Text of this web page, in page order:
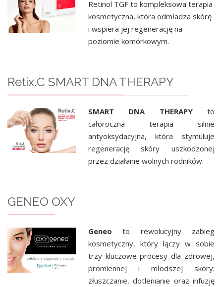
Retinol TGF to kompleksowa terapia
kosmetyczna, która odmładza skórę
i wspiera jej regenerację na
poziomie komórkowym.
Retix.C SMART DNA THERAPY
SMART DNA THERAPYto
całoroczna terapia silnie
antyoksydacyjna, która stymuluje
regenerację skóry uszkodzonej
przez działanie wolnych rodników.
GENEO OXY
Geneo to rewolucyjny zabieg
kosmetyczny, który łączy w sobie
trzy kluczowe procesy dla zdrowej,
promiennej i młodszej skóry:
złuszczanie, dotlenianie oraz infuzję